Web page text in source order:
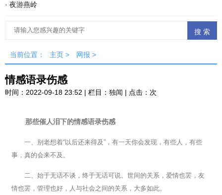
· 夜游燕岭
当前位置： 主页 > 网报 >
情感语录伤感
时间：2022-09-18 23:52 | 栏目： 独闻 | 点击： 次
那些催人泪下的情感语录伤感
一、别老想着“以后还来得及”，有一天你会发现，有些人，有些
事，真的会来不及。
二、始于无话不谈，终于无话可说。世间的关系，爱情也罢，友
情也罢，管理也好，人与社会之间的关系，大多如此。